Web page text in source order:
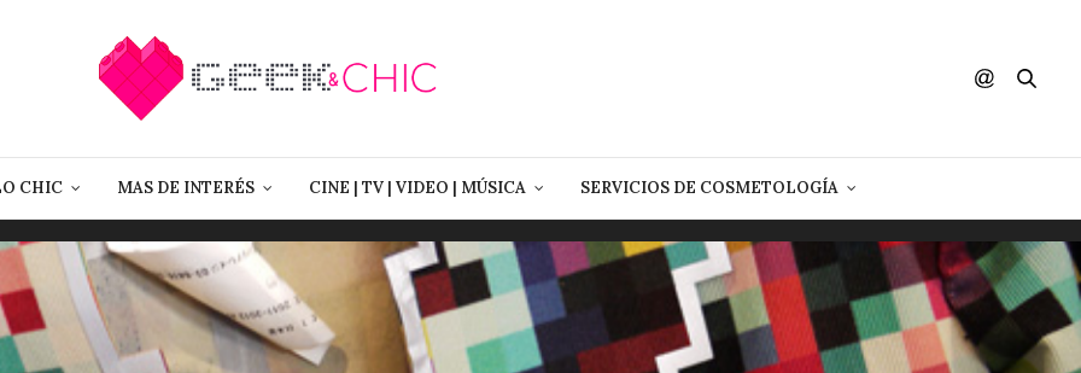
CHIC MAS DE INTERÉS CINE | TV | VIDEO | MÚSICA SERVICIOS DE COSMETOLOGÍA